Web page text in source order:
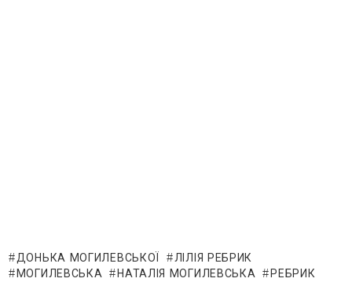
ДОНЬКА МОГИЛЕВСЬКОЇ
ЛІЛІЯ РЕБРИК
МОГИЛЕВСЬКА
НАТАЛІЯ МОГИЛЕВСЬКА РЕБРИК